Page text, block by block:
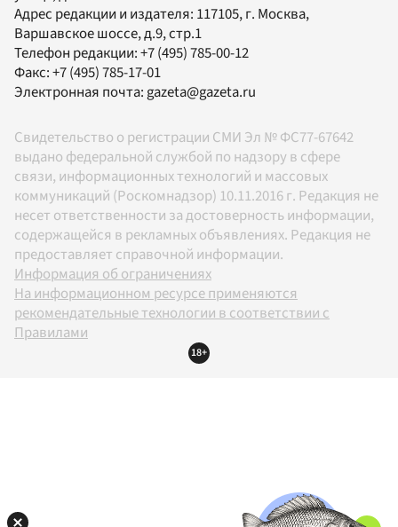
Адрес редакции и издателя: 117105, г. Москва,
Варшавское шоссе, д.9, стр.1
Телефон редакции:+7 (495) 785-00-12
Факс:+7 (495) 785-17-01
Электронная почта:gazeta@gazeta.ru
Свидетельство о регистрации СМИ Эл № ФС77-67642
выдано федеральной службой по надзору в сфере
связи, информационных технологий и массовых
коммуникаций (Роскомнадзор) 10.11.2016 г. Редакция не
несет ответственности за достоверность информации,
содержащейся в рекламных объявлениях. Редакция не
предоставляет справочной информации.
Информация об ограничениях
На информационном ресурсе применяются
рекомендательные технологии в соответствии с
Правилами
18+